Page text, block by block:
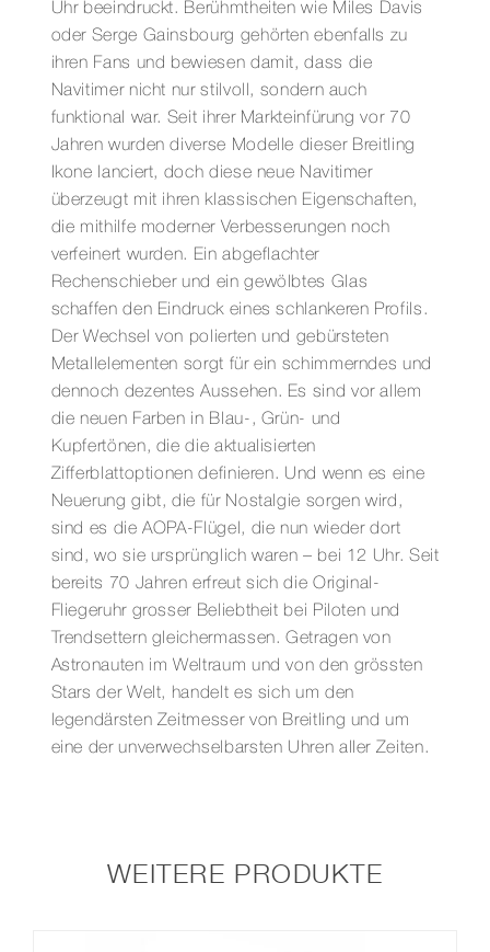
Uhr beeindruckt. Berühmtheiten wie Miles Davis
oder Serge Gainsbourg gehörten ebenfalls zu
ihren Fans und bewiesen damit, dass die
Navitimer nicht nur stilvoll, sondern auch
funktional war. Seit ihrer Markteinfürung vor 70
Jahren wurden diverse Modelle dieser Breitling
Ikone lanciert, doch diese neue Navitimer
überzeugt mit ihren klassischen Eigenschaften,
die mithilfe moderner Verbesserungen noch
verfeinert wurden. Ein abgeflachter
Rechenschieber und ein gewölbtes Glas
schaffen den Eindruck eines schlankeren Profils.
Der Wechsel von polierten und gebürsteten
Metallelementen sorgt für ein schimmerndes und
dennoch dezentes Aussehen. Es sind vor allem
die neuen Farben in Blau-, Grün- und
Kupfertönen, die die aktualisierten
Zifferblattoptionen definieren. Und wenn es eine
Neuerung gibt, die für Nostalgie sorgen wird,
sind es die AOPA-Flügel, die nun wieder dort
sind, wo sie ursprünglich waren – bei 12 Uhr. Seit
bereits 70 Jahren erfreut sich die Original-
Fliegeruhr grosser Beliebtheit bei Piloten und
Trendsettern gleichermassen. Getragen von
Astronauten im Weltraum und von den grössten
Stars der Welt, handelt es sich um den
legendärsten Zeitmesser von Breitling und um
eine der unverwechselbarsten Uhren aller Zeiten.
WEITERE PRODUKTE